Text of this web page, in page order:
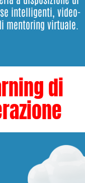
intelligenti, video-
virtuale.
di